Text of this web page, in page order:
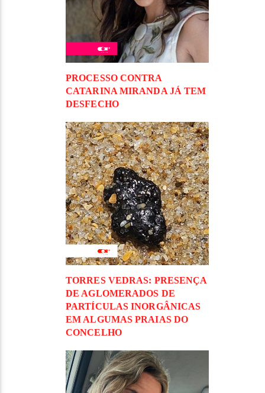
PROCESSO CONTRA
CATARINA MIRANDA JÁ TEM
DESFECHO
TORRES VEDRAS: PRESENÇA
DE AGLOMERADOS DE
PARTÍCULAS INORGÂNICAS
EM ALGUMAS PRAIAS DO
CONCELHO